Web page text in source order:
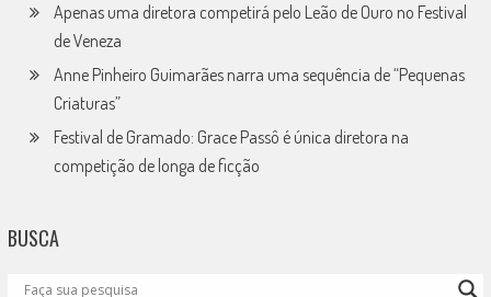
Apenas uma diretora competirá pelo Leão de Ouro no Festival
de Veneza
Anne Pinheiro Guimarães narra uma sequência de “Pequenas
Criaturas”
Festival de Gramado: Grace Passô é única diretora na
competição de longa de ficção
BUSCA